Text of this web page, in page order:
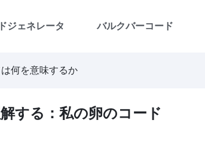
ジェネレータ バルクバーコード
何を意味するか
する：私の卵のコード